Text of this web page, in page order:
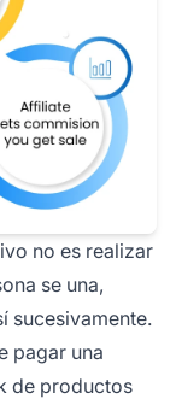
no es realizar
se una,
sucesivamente.
pagar una
de productos